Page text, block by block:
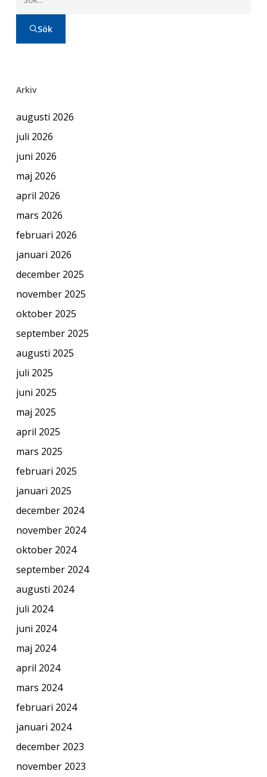
Sök
Arkiv
augusti 2026
juli 2026
juni 2026
maj 2026
april 2026
mars 2026
februari 2026
januari 2026
december 2025
november 2025
oktober 2025
september 2025
augusti 2025
juli 2025
juni 2025
maj 2025
april 2025
mars 2025
februari 2025
januari 2025
december 2024
november 2024
oktober 2024
september 2024
augusti 2024
juli 2024
juni 2024
maj 2024
april 2024
mars 2024
februari 2024
januari 2024
december 2023
november 2023